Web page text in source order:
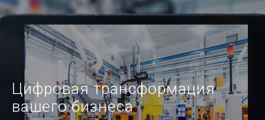
Цифровая трансформация
вашего бизнеса